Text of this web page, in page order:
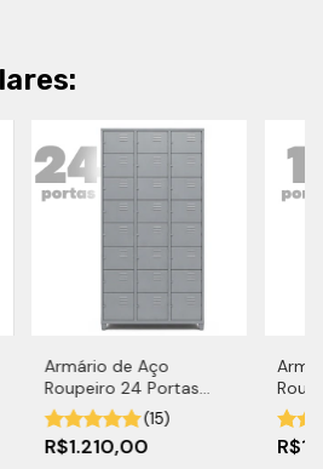
Armário de Aço
Roupeiro 24 Portas
Pequenas
(15)
R$1.210,00